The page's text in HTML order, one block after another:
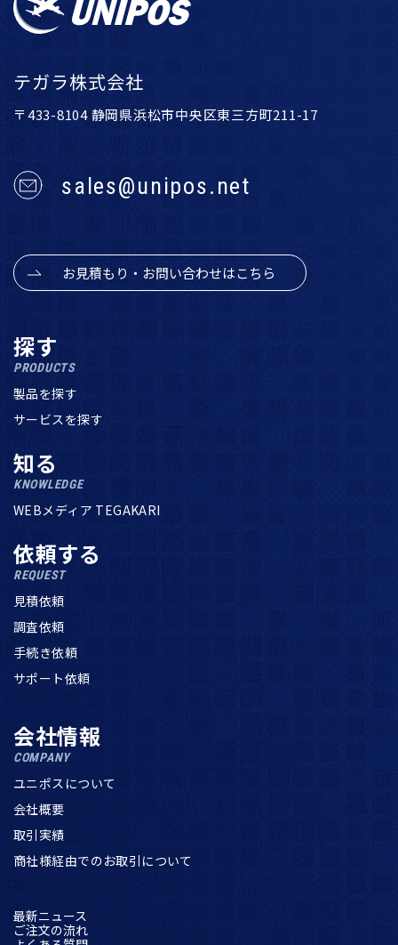
テガラ株式会社
〒433-8104 静岡県浜松市中央区東三方町211-17
sales@unipos.net
お見積もり・お問い合わせはこちら
探す
PRODUCTS
製品を探す
サービスを探す
知る
KNOWLEDGE
WEBメディア TEGAKARI
依頼する
REQUEST
見積依頼
調査依頼
手続き依頼
サポート依頼
会社情報
COMPANY
ユニポスについて
会社概要
取引実績
商社様経由でのお取引について
最新ニュース
ご注文の流れ